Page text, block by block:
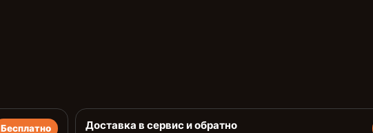
Бесплатно Доставка в сервис и обратно